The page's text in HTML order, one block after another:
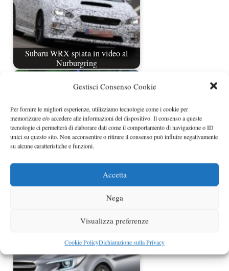
Gestisci Consenso Cookie
Per fornire le migliori esperienze, utilizziamo tecnologie come i cookie per
memorizzare e/o accedere alle informazioni del dispositivo. Il consenso a queste
tecnologie ci permetterà di elaborare dati come il comportamento di navigazione o ID
unici su questo sito. Non acconsentire o ritirare il consenso può influire negativamente
su alcune caratteristiche e funzioni.
Accetta
Nega
Visualizza preferenze
Cookie PolicyDichiarazione sulla Privacy
Subaru WRX spiata in video al
Nurburgring
Subaru WRX STi concept debutta a